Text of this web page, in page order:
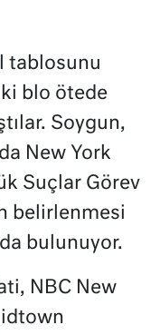
tablosunu
blo ötede
Soygun,
New York
Suçlar Görev
belirlenmesi
bulunuyor.
NBC New